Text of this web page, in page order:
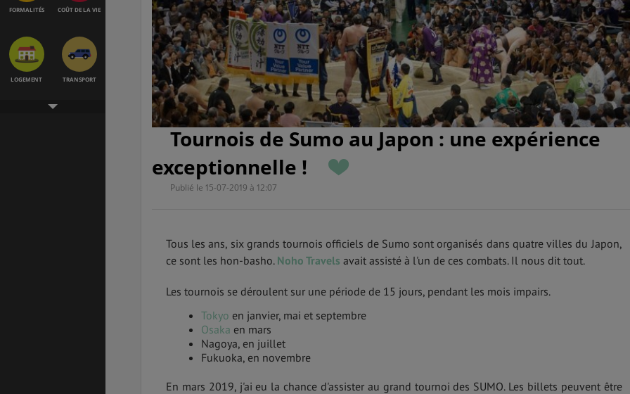
FORMALITÉS COÛT DE LA VIE
LOGEMENT TRANSPORT
Tournois de Sumo au Japon : une expérience
exceptionnelle !
Publié le 15-07-2019 à 12:07
Tous les ans, six grands tournois officiels de Sumo sont organisés dans quatre villes du Japon,
ce sont les hon-basho. Noho Travels avait assisté à l'un de ces combats. Il nous dit tout.
Les tournois se déroulent sur une période de 15 jours, pendant les mois impairs.
Tokyo en janvier, mai et septembre
Osaka en mars
Nagoya, en juillet
Fukuoka, en novembre
En mars 2019, j'ai eu la chance d'assister au grand tournoi des SUMO. Les billets peuvent être